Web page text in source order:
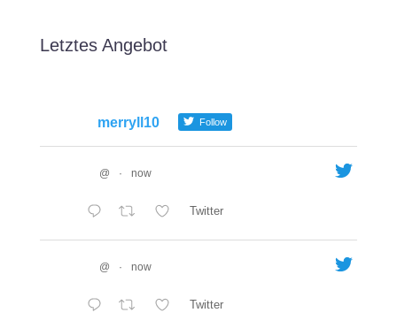
Letztes Angebot
merryll10 Follow
@ · now
Twitter
@ · now
Twitter